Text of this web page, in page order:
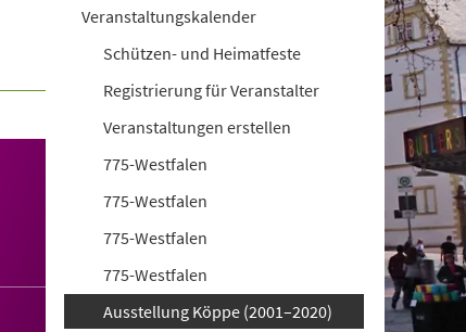
Veranstaltungskalender
Schützen- und Heimatfeste
Registrierung für Veranstalter
Veranstaltungen erstellen
775-Westfalen
775-Westfalen
775-Westfalen
775-Westfalen
Ausstellung Köppe (2001–2020)